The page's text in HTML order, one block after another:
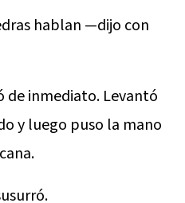
hablan —dijo con
de inmediato. Levantó
y luego puso la mano